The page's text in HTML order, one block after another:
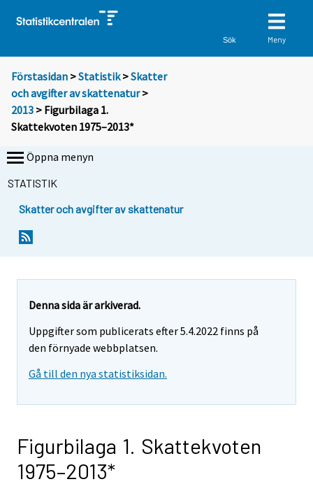
Sök Meny
Förstasidan >Statistik >Skatter
och avgifter av skattenatur>
2013 > Figurbilaga 1.
Skattekvoten 1975–2013*
Öppna menyn
STATISTIK
Skatter och avgifter av skattenatur
Denna sida är arkiverad.
Uppgifter som publicerats efter 5.4.2022 finns på
den förnyade webbplatsen.
Gå till den nya statistiksidan.
Figurbilaga 1. Skattekvoten
1975–2013*